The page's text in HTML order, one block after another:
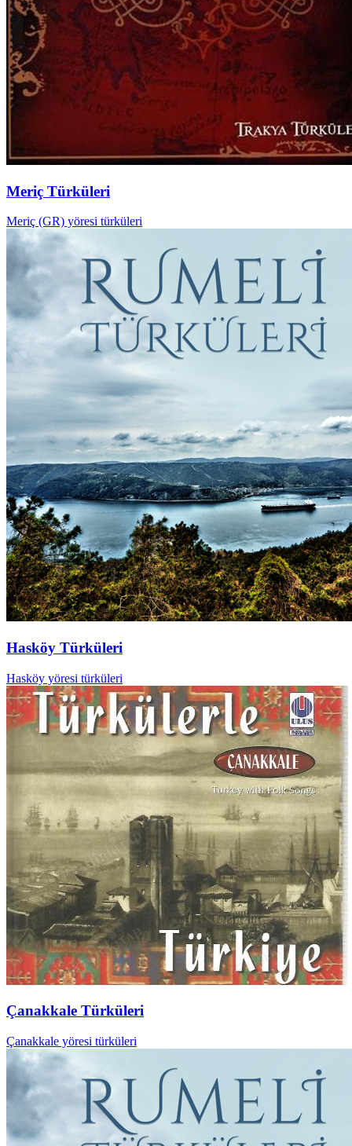
Meriç Türküleri
Meriç (GR) yöresi türküleri
Hasköy Türküleri
Hasköy yöresi türküleri
Çanakkale Türküleri
Çanakkale yöresi türküleri